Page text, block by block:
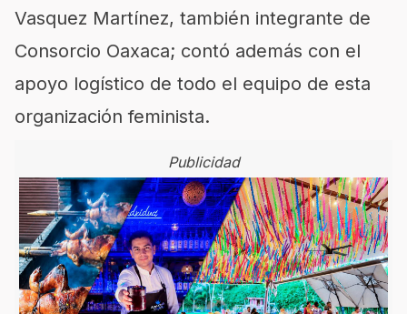
Vasquez Martínez, también integrante de
Consorcio Oaxaca; contó además con el
apoyo logístico de todo el equipo de esta
organización feminista.
Publicidad